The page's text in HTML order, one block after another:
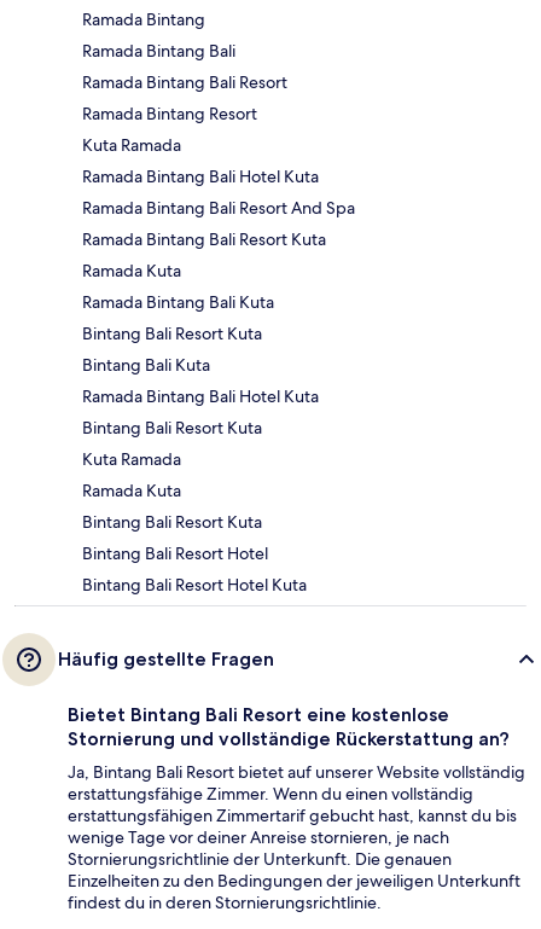
Ramada Bintang
Ramada Bintang Bali
Ramada Bintang Bali Resort
Ramada Bintang Resort
Kuta Ramada
Ramada Bintang Bali Hotel Kuta
Ramada Bintang Bali Resort And Spa
Ramada Bintang Bali Resort Kuta
Ramada Kuta
Ramada Bintang Bali Kuta
Bintang Bali Resort Kuta
Bintang Bali Kuta
Ramada Bintang Bali Hotel Kuta
Bintang Bali Resort Kuta
Kuta Ramada
Ramada Kuta
Bintang Bali Resort Kuta
Bintang Bali Resort Hotel
Bintang Bali Resort Hotel Kuta
Häufig gestellte Fragen
Bietet Bintang Bali Resort eine kostenlose
Stornierung und vollständige Rückerstattung an?
Ja, Bintang Bali Resort bietet auf unserer Website vollständig
erstattungsfähige Zimmer. Wenn du einen vollständig
erstattungsfähigen Zimmertarif gebucht hast, kannst du bis
wenige Tage vor deiner Anreise stornieren, je nach
Stornierungsrichtlinie der Unterkunft. Die genauen
Einzelheiten zu den Bedingungen der jeweiligen Unterkunft
findest du in deren Stornierungsrichtlinie.